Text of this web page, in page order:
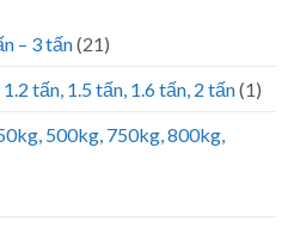
– 3 tấn(21)
tấn, 1.5 tấn, 1.6 tấn, 2 tấn(1)
500kg, 750kg, 800kg,